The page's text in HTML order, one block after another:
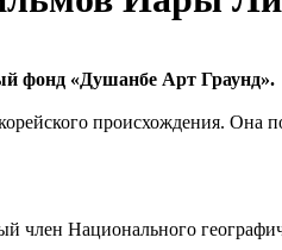
фонд «Душанбе Арт Граунд».
происхождения. Она
член Национального